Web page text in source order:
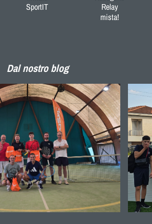
SportIT
Relay
mista!
Dal nostro blog